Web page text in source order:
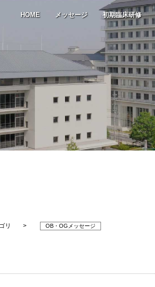
HOME メッセージ 初期臨床研修
ゴリ > OB・OGメッセージ